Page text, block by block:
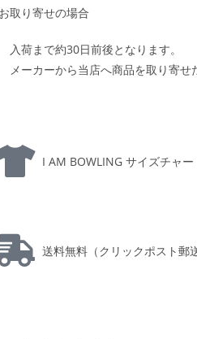
お取り寄せの場合
入荷まで約30日前後となります。
メーカーから当店へ商品を取り寄せ
I AM BOWLING サイズチャー
送料無料（クリックポスト郵送